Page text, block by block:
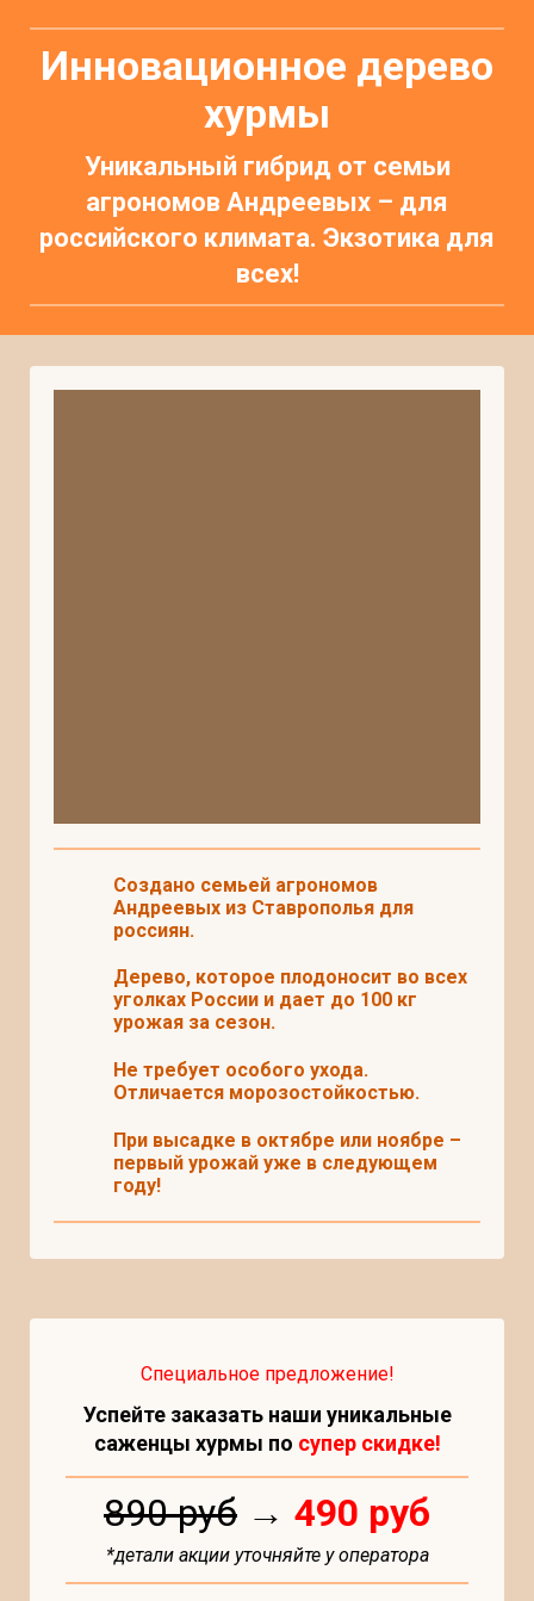
Инновационное дерево
хурмы
Уникальный гибрид от семьи
агрономов Андреевых – для
российского климата. Экзотика для
всех!
Создано семьей агрономов
Андреевых из Ставрополья для
россиян.
Дерево, которое плодоносит во всех
уголках России и дает до 100 кг
урожая за сезон.
Не требует особого ухода.
Отличается морозостойкостью.
При высадке в октябре или ноябре –
первый урожай уже в следующем
году!
Специальное предложение!
Успейте заказать наши уникальные
саженцы хурмы по супер скидке!
890 руб → 490 руб
*детали акции уточняйте у оператора